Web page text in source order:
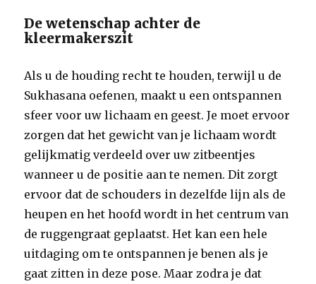
De wetenschap achter de
kleermakerszit
Als u de houding recht te houden, terwijl u de
Sukhasana oefenen, maakt u een ontspannen
sfeer voor uw lichaam en geest. Je moet ervoor
zorgen dat het gewicht van je lichaam wordt
gelijkmatig verdeeld over uw zitbeentjes
wanneer u de positie aan te nemen. Dit zorgt
ervoor dat de schouders in dezelfde lijn als de
heupen en het hoofd wordt in het centrum van
de ruggengraat geplaatst. Het kan een hele
uitdaging om te ontspannen je benen als je
gaat zitten in deze pose. Maar zodra je dat